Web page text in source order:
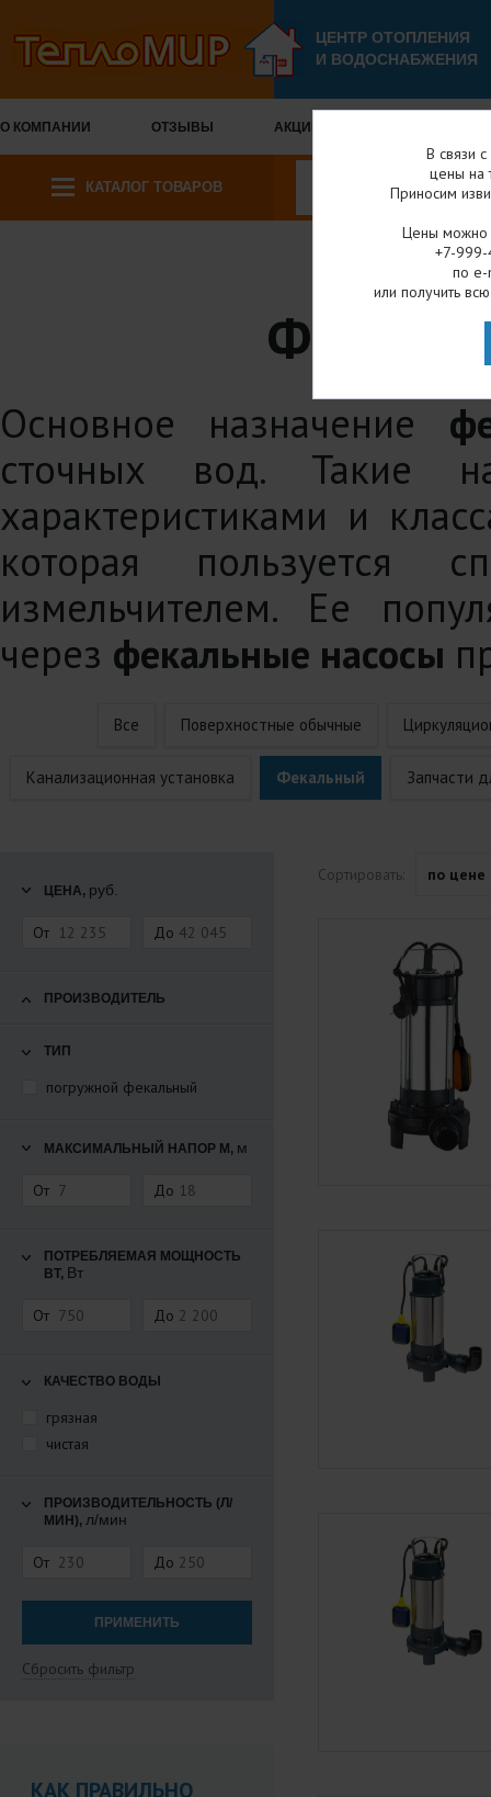
ЦЕНТР ОТОПЛЕНИЯ
И ВОДОСНАБЖЕНИЯ
О КОМПАНИИ ОТЗЫВЫ АКЦИИ И СКИДКИ
КАТАЛОГ ТОВАРОВ
Каталог
Основное назначение
сточных вод. Такие
характеристиками и
которая пользуется
измельчителем. Ее
через фекальные насосы
Все Поверхностные обычные
Канализационная установка Фекальный Запчасти
ЦЕНА, руб.
От До
ПРОИЗВОДИТЕЛЬ
ТИП
погружной фекальный
МАКСИМАЛЬНЫЙ НАПОР М, м
От До
ПОТРЕБЛЯЕМАЯ МОЩНОСТЬ
ВТ, Вт
От До
КАЧЕСТВО ВОДЫ
грязная
чистая
ПРОИЗВОДИТЕЛЬНОСТЬ (Л/
МИН), л/мин
От До
Сбросить фильтр
КАК ПРАВИЛЬНО
Сортировать: по цене
В связи
цены на
Приносим
Цены можно
+7-
по
или получить